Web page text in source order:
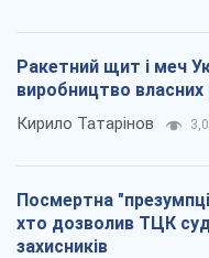
Ракетний щит і меч
виробництво власних
Кирило Татарінов 3,0
Посмертна
хто дозволив ТЦК
захисників